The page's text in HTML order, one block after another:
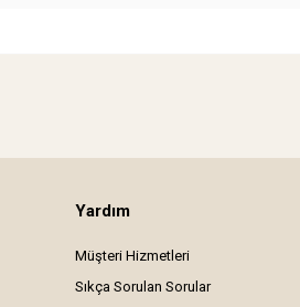
Yardım
Müşteri Hizmetleri
Sıkça Sorulan Sorular